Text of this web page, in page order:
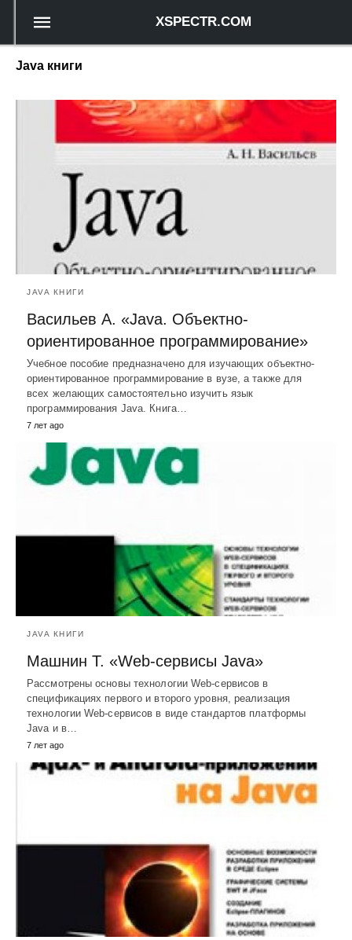
XSPECTR.COM
Java книги
JAVA КНИГИ
Васильев А. «Java. Объектно-
ориентированное программирование»
Учебное пособие предназначено для изучающих объектно-
ориентированное программирование в вузе, а также для
всех желающих самостоятельно изучить язык
программирования Java. Книга…
7 лет ago
JAVA КНИГИ
Машнин Т. «Web-сервисы Java»
Рассмотрены основы технологии Web-сервисов в
спецификациях первого и второго уровня, реализация
технологии Web-сервисов в виде стандартов платформы
Java и в…
7 лет ago